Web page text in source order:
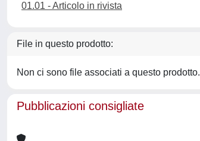
01.01 - Articolo in rivista
File in questo prodotto:
Non ci sono file associati a questo prodotto.
Pubblicazioni consigliate